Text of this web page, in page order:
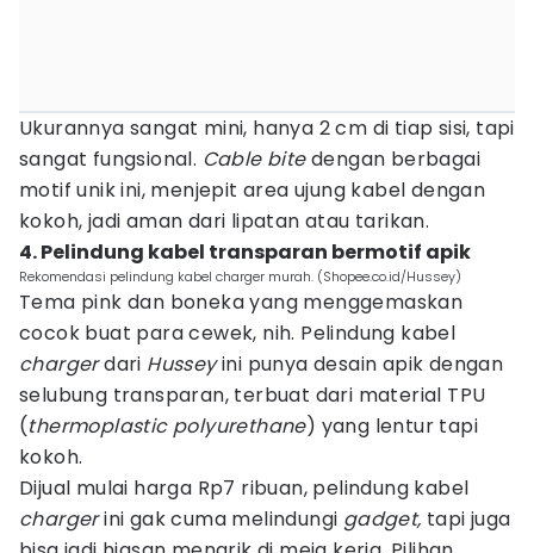
Ukurannya sangat mini, hanya 2 cm di tiap sisi, tapi
sangat fungsional. Cable bitedengan berbagai
motif unik ini, menjepit area ujung kabel dengan
kokoh, jadi aman dari lipatan atau tarikan.
4. Pelindung kabel transparan bermotif apik
Rekomendasi pelindung kabel charger murah. (Shopee.co.id/Hussey)
Tema pink dan boneka yang menggemaskan
cocok buat para cewek, nih. Pelindung kabel
chargerdari Husseyini punya desain apik dengan
selubung transparan, terbuat dari material TPU
(thermoplastic polyurethane) yang lentur tapi
kokoh.
Dijual mulai harga Rp7 ribuan, pelindung kabel
chargerini gak cuma melindungi gadget, tapi juga